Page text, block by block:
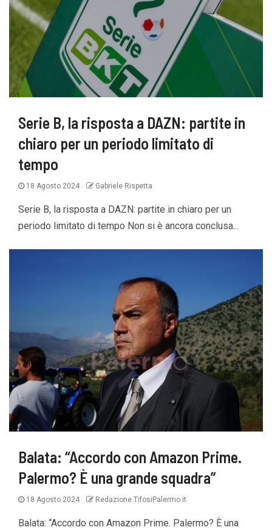
Serie B, la risposta a DAZN: partite in
chiaro per un periodo limitato di
tempo
18 Agosto 2024 Gabriele Rispetta
Serie B, la risposta a DAZN: partite in chiaro per un
periodo limitato di tempo Non si è ancora conclusa...
Balata: “Accordo con Amazon Prime.
Palermo? È una grande squadra”
18 Agosto 2024 Redazione TifosiPalermo.it
Balata: “Accordo con Amazon Prime. Palermo? È una